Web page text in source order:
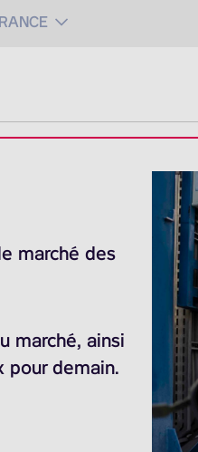
marché des
marché, ainsi
pour demain.